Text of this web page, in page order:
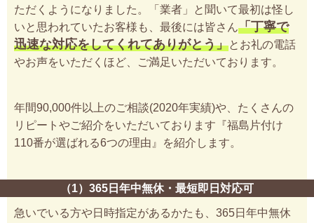
ただくようになりました。「業者」と聞いて最初は怪し
いと思われていたお客様も、最後には皆さん「丁寧で
迅速な対応をしてくれてありがとう」とお礼の電話
やお声をいただくほど、ご満足いただいております。
年間90,000件以上のご相談(2020年実績)や、たくさんの
リピートやご紹介をいただいております『福島片付け
110番が選ばれる6つの理由』を紹介します。
（1）365日年中無休・最短即日対応可
急いでいる方や日時指定があるかたも、365日年中無休